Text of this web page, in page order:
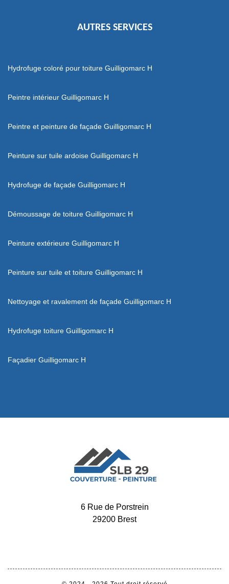
AUTRES SERVICES
Hydrofuge coloré pour toiture Guilligomarc H
Peintre intérieur Guilligomarc H
Peintre et peinture de façade Guilligomarc H
Peinture sur tuile ardoise Guilligomarc H
Hydrofuge de façade Guilligomarc H
Démoussage de toiture Guilligomarc H
Peinture extérieure Guilligomarc H
Peinture sur tuile et toiture Guilligomarc H
Nettoyage et ravalement de façade Guilligomarc H
Hydrofuge toiture Guilligomarc H
Façadier Guilligomarc H
6 Rue de Porstrein
29200 Brest